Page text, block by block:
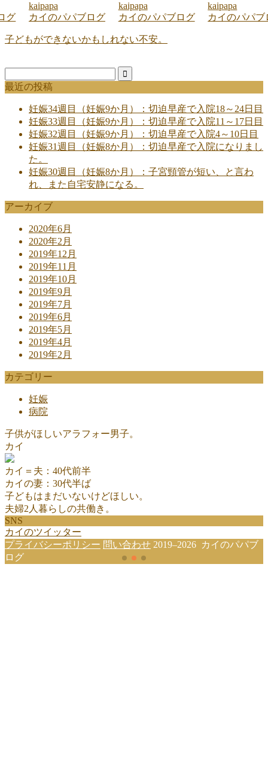
グ
kaipapa
カイのパパブログ
kaipapa
カイのパパブログ
kaipapa
カイのパパブ
子どもができないかもしれない不安。
最近の投稿
妊娠34週目（妊娠9か月）：切迫早産で入院18～24日目
妊娠33週目（妊娠9か月）：切迫早産で入院11～17日目
妊娠32週目（妊娠9か月）：切迫早産で入院4～10日目
妊娠31週目（妊娠8か月）：切迫早産で入院になりまし
た。
妊娠30週目（妊娠8か月）：子宮頸管が短い、と言わ
れ、また自宅安静になる。
アーカイブ
2020年6月
2020年2月
2019年12月
2019年11月
2019年10月
2019年9月
2019年7月
2019年6月
2019年5月
2019年4月
2019年2月
カテゴリー
妊娠
病院
子供がほしいアラフォー男子。
カイ
カイ＝夫：40代前半
カイの妻：30代半ば
子どもはまだいないけどほしい。
夫婦2人暮らしの共働き。
SNS
カイのツイッター
プライバシーポリシー 問い合わせ 2019–2026 カイのパパブ
ログ